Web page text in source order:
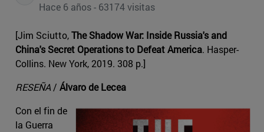
Hace 6 años - 63174 visitas
[Jim Sciutto,The Shadow War: Inside Russia's and
China's Secret Operations to Defeat America. Hasper-
Collins. New York, 2019. 308 p.]
RESEÑA/ Álvaro de Lecea
Con el fin de
la Guerra